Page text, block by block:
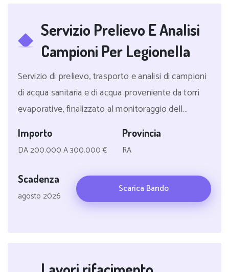
Servizio Prelievo E Analisi
Campioni Per Legionella
Servizio di prelievo, trasporto e analisi di campioni
di acqua sanitaria e di acqua proveniente da torri
evaporative, finalizzato al monitoraggio dell...
Importo
DA 200.000 A 300.000 €
Provincia
RA
Scadenza
agosto 2026
Scarica Bando